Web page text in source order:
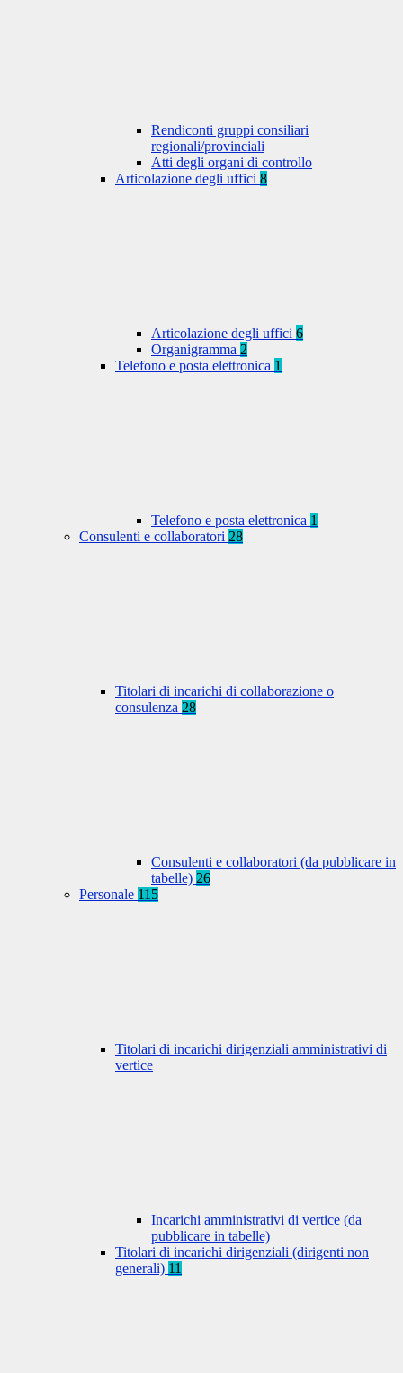
Rendiconti gruppi consiliari
regionali/provinciali
Atti degli organi di controllo
Articolazione degli uffici 8
Articolazione degli uffici 6
Organigramma 2
Telefono e posta elettronica 1
Telefono e posta elettronica 1
Consulenti e collaboratori 28
Titolari di incarichi di collaborazione o
consulenza 28
Consulenti e collaboratori (da pubblicare in
tabelle) 26
Personale 115
Titolari di incarichi dirigenziali amministrativi di
vertice
Incarichi amministrativi di vertice (da
pubblicare in tabelle)
Titolari di incarichi dirigenziali (dirigenti non
generali) 11